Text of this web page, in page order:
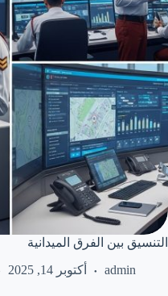
التنسيق بين الفرق الميدانية
admin
أكتوبر 14, 2025